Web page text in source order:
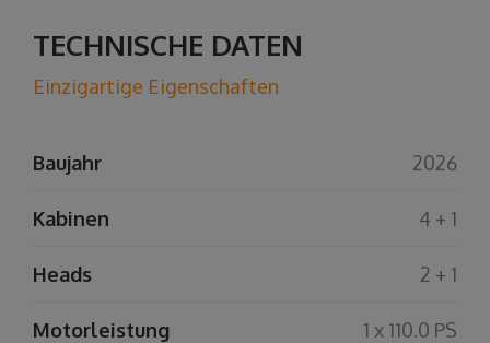
TECHNISCHE DATEN
Einzigartige Eigenschaften
Baujahr 2026
Kabinen 4 + 1
Heads 2 + 1
Motorleistung 1 x 110.0 PS